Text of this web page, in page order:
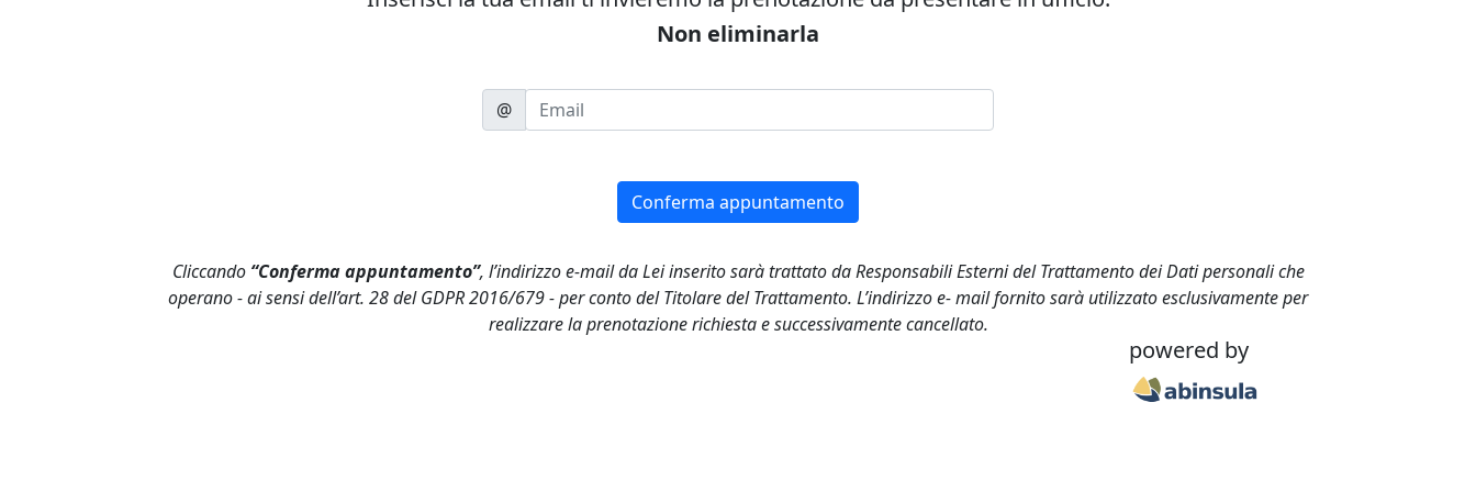
Non eliminarla
@
Conferma appuntamento
Cliccando “Conferma appuntamento”, l’indirizzo e-mail da Lei inserito sarà trattato da Responsabili Esterni del Trattamento dei Dati personali che
operano - ai sensi dell’art. 28 del GDPR 2016/679 - per conto del Titolare del Trattamento. L’indirizzo e- mail fornito sarà utilizzato esclusivamente per
realizzare la prenotazione richiesta e successivamente cancellato.
powered by